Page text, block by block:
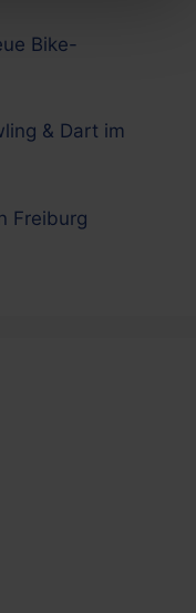
Bike-
& Dart im
Freiburg